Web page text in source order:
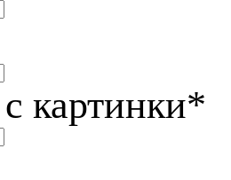
картинки*